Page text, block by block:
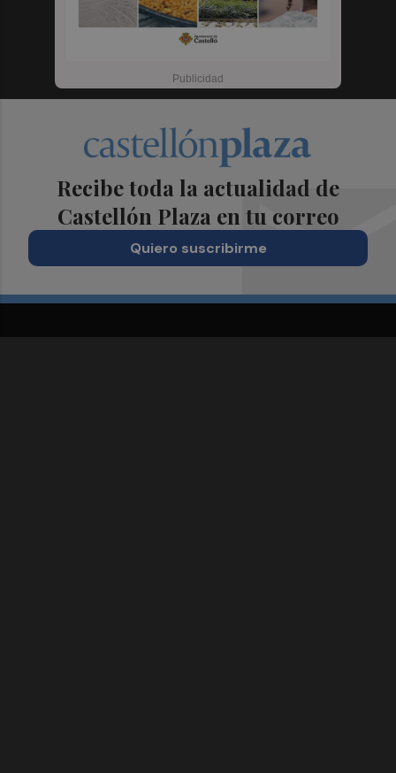
Recibe toda la actualidad de
Castellón Plaza en tu correo
Quiero suscribirme